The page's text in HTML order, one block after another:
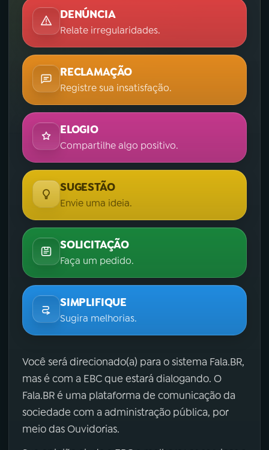
DENÚNCIA
Relate irregularidades.
RECLAMAÇÃO
Registre sua insatisfação.
ELOGIO
Compartilhe algo positivo.
SUGESTÃO
Envie uma ideia.
SOLICITAÇÃO
Faça um pedido.
SIMPLIFIQUE
Sugira melhorias.
Você será direcionado(a) para o sistema Fala.BR,
mas é com a EBC que estará dialogando. O
Fala.BR é uma plataforma de comunicação da
sociedade com a administração pública, por
meio das Ouvidorias.